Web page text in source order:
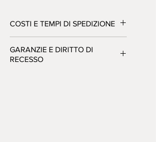
COSTI E TEMPI DI SPEDIZIONE
a esaurimento. I Costi di
GARANZIE E DIRITTO DI
RECESSO